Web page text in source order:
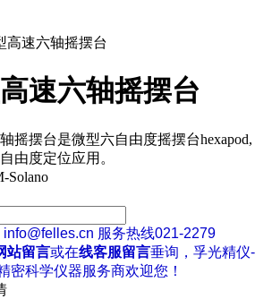
速六轴摇摆台
摇摆台是微型六自由度摇摆台hexapod,
由度定位应用。
Solano
服务热线021-2279
站留言或在线客服留言垂询，孚光精仪-
密科学仪器服务商欢迎您！